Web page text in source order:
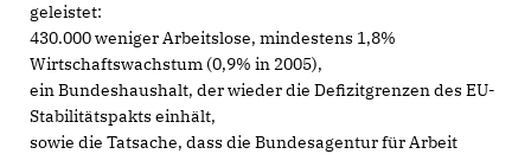
geleistet:
430.000 weniger Arbeitslose, mindestens 1,8%
Wirtschaftswachstum (0,9% in 2005),
ein Bundeshaushalt, der wieder die Defizitgrenzen des EU-
Stabilitätspakts einhält,
sowie die Tatsache, dass die Bundesagentur für Arbeit